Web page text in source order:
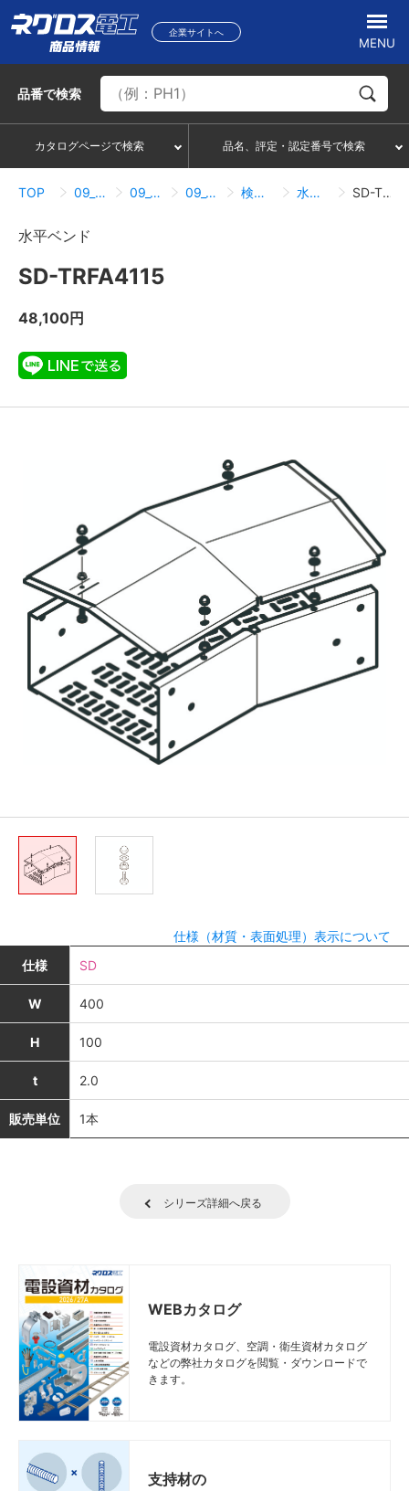
企業サイトへ
MENU
品番で検索
カタログページで検索 品名、評定・認定番号で検索
TOP 09_ダクト・メタルモール 09_09_鋼製トラフ 09_09_02_分岐・ベンド 検索結果一覧 水平ベンド SD-TRFA4115
水平ベンド
SD-TRFA4115
48,100円
仕様（材質・表面処理）表示について
仕様
SD
W 400
H 100
t 2.0
販売単位 1本
シリーズ詳細へ戻る
WEBカタログ
電設資材カタログ、空調・衛生資材カタログ
などの弊社カタログを閲覧・ダウンロードで
きます。
支持材の